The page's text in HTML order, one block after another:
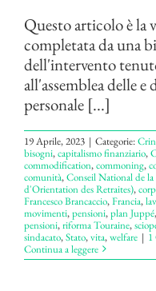
Questo articolo è la
completata da una
dell'intervento
all'assemblea delle
personale [...]
19 Aprile, 2023 | Categorie:
bisogni,capitalismo finanziario,
commodification,commoning,
comunità,Conseil National de la
d'Orientation des Retraites),
Francesco Brancaccio,Francia,
movimenti,pensioni,plan Juppé,
pensioni,riforma Touraine,
sindacato,Stato,vita,welfare | 1
Continua a leggere